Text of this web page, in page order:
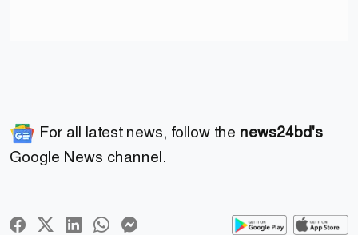
For all latest news, follow the news24bd's
Google News channel.